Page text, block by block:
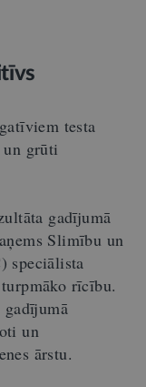
testa
grūti
gadījumā
Slimību un
speciālista
rīcību.
un
ārstu.